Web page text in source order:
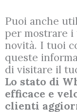
Puoi anche
per mostrare
novità. I tuoi
queste
di visitare il
Lo stato di
efficace e
clienti